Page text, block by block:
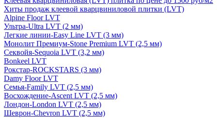
Хиты продаж клеевой кварцвиниловой плитки (LVT)
Alpine Floor LVT
Ультра-Ultra LVT (2 мм)
Легкие линии-Easy Line LVT (3 мм)
Монолит Премиум-Stone Premium LVT (2,5 мм)
Секвойя-Sequoia LVT (3,2 мм)
Bonkeel LVT
Рокстар-ROCKSTARS (3 мм)
Damy Floor LVT
Семья-Family LVT (2,5 мм)
Восхождение-Ascent LVT (2,5 мм)
Лондон-London LVT (2,5 мм)
Шеврон-Chevron LVT (2,5 мм)